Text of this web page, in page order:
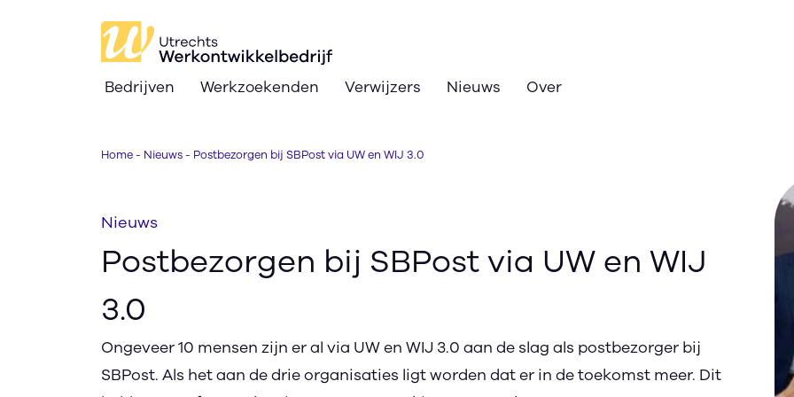
Bedrijven Werkzoekenden Verwijzers Nieuws Over
Nieuws
Over
search contrast text_format text_format Ik zoek werk
Home- Nieuws- Postbezorgen bij SBPost via UW en WIJ 3.0
Nieuws
Postbezorgen bij SBPost via UW en WIJ
3.0
Ongeveer 10 mensen zijn er al via UW en WIJ 3.0 aan de slag als postbezorger bij
SBPost. Als het aan de drie organisaties ligt worden dat er in de toekomst meer. Dit